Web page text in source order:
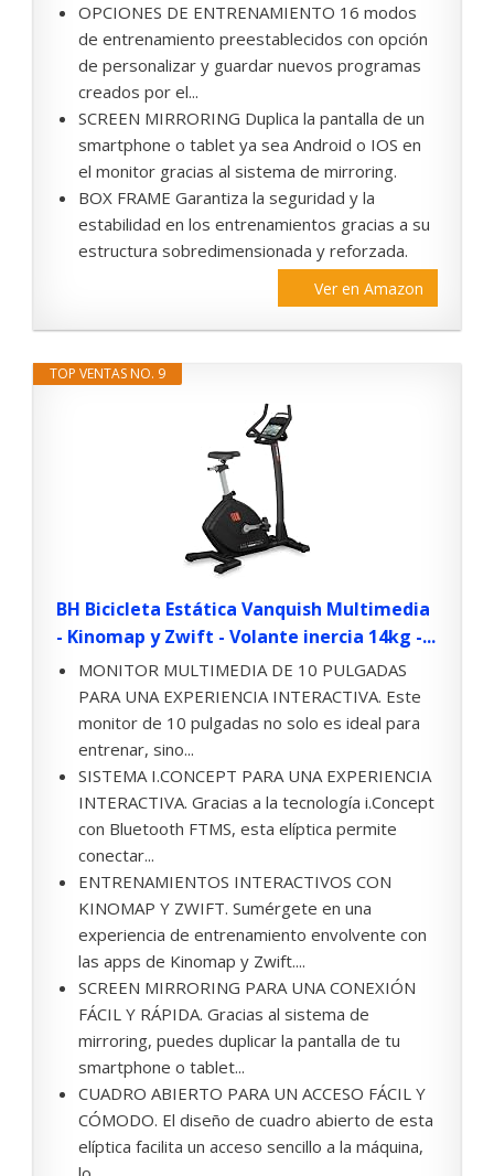
OPCIONES DE ENTRENAMIENTO 16 modos
de entrenamiento preestablecidos con opción
de personalizar y guardar nuevos programas
creados por el...
SCREEN MIRRORING Duplica la pantalla de un
smartphone o tablet ya sea Android o IOS en
el monitor gracias al sistema de mirroring.
BOX FRAME Garantiza la seguridad y la
estabilidad en los entrenamientos gracias a su
estructura sobredimensionada y reforzada.
Ver en Amazon
TOP VENTAS NO. 9
BH Bicicleta Estática Vanquish Multimedia
- Kinomap y Zwift - Volante inercia 14kg -...
MONITOR MULTIMEDIA DE 10 PULGADAS
PARA UNA EXPERIENCIA INTERACTIVA. Este
monitor de 10 pulgadas no solo es ideal para
entrenar, sino...
SISTEMA I.CONCEPT PARA UNA EXPERIENCIA
INTERACTIVA. Gracias a la tecnología i.Concept
con Bluetooth FTMS, esta elíptica permite
conectar...
ENTRENAMIENTOS INTERACTIVOS CON
KINOMAP Y ZWIFT. Sumérgete en una
experiencia de entrenamiento envolvente con
las apps de Kinomap y Zwift....
SCREEN MIRRORING PARA UNA CONEXIÓN
FÁCIL Y RÁPIDA. Gracias al sistema de
mirroring, puedes duplicar la pantalla de tu
smartphone o tablet...
CUADRO ABIERTO PARA UN ACCESO FÁCIL Y
CÓMODO. El diseño de cuadro abierto de esta
elíptica facilita un acceso sencillo a la máquina,